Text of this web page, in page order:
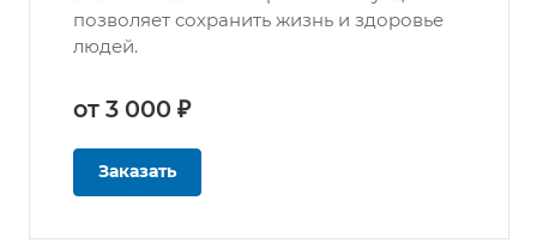
позволяет сохранить жизнь и здоровье
людей.
от 3 000 ₽
Заказать